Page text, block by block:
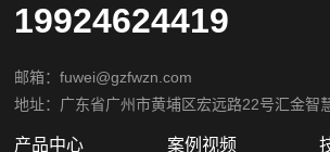
19924624419
邮箱：fuwei@gzfwzn.com
地址：广东省广州市黄埔区宏远路22号汇金智
产品中心 案例视频